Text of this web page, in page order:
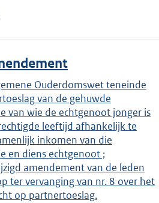
Ouderdomswet teneinde
van de gehuwde
van wie de echtgenoot jonger is
leeftijd afhankelijk te
inkomen van die
en diens echtgenoot ;
amendement van de leden
ter vervanging van nr. 8 over het
op partnertoeslag.